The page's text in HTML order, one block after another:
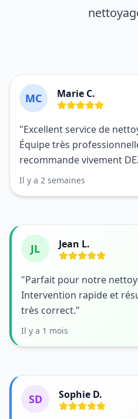
MC Marie C.
"Excellent service de
Équipe très
recommande vivement
Il y a 2 semaines
JL Jean L.
"Parfait pour notre
Intervention rapide et
très correct."
Il y a 1 mois
SD Sophie D.